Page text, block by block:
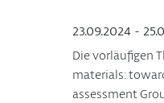
23.09.2024 -
Die vorläufigen
materials:
assessment